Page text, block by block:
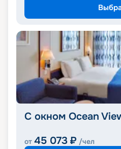
С окном Ocean
от 45 073 ₽ /чел